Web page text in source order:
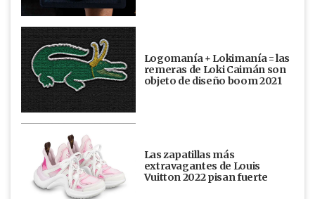
Logomanía + Lokimanía = las
remeras de Loki Caimán son
objeto de diseño boom 2021
Las zapatillas más
extravagantes de Louis
Vuitton 2022 pisan fuerte